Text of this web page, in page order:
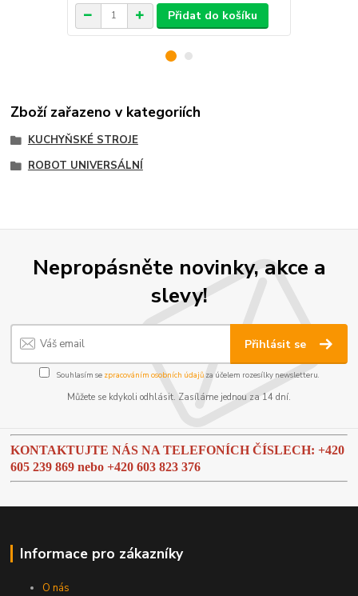
Přidat do košíku
Zboží zařazeno v kategoriích
KUCHYŇSKÉ STROJE
ROBOT UNIVERSÁLNÍ
Nepropásněte novinky, akce a
slevy!
Přihlásit se
Souhlasím se zpracováním osobních údajůza účelem rozesílky newsletteru.
Můžete se kdykoli odhlásit. Zasíláme jednou za 14 dní.
KONTAKTUJTE NÁS NA TELEFONÍCH ČÍSLECH: +420
605 239 869 nebo+420 603 823 376
Informace pro zákazníky
O nás